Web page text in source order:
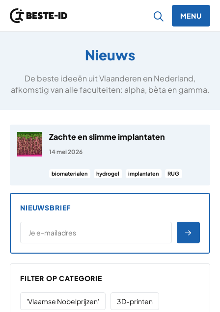
MENU
Nieuws
De beste ideeën uit Vlaanderen en Nederland,
afkomstig van alle faculteiten: alpha, bèta en gamma.
Zachte en slimme implantaten
14 mei 2026
biomaterialen hydrogel implantaten RUG
NIEUWSBRIEF
E-MAILADRES
*
FILTER OP CATEGORIE
'Vlaamse Nobelprijzen' 3D-printen